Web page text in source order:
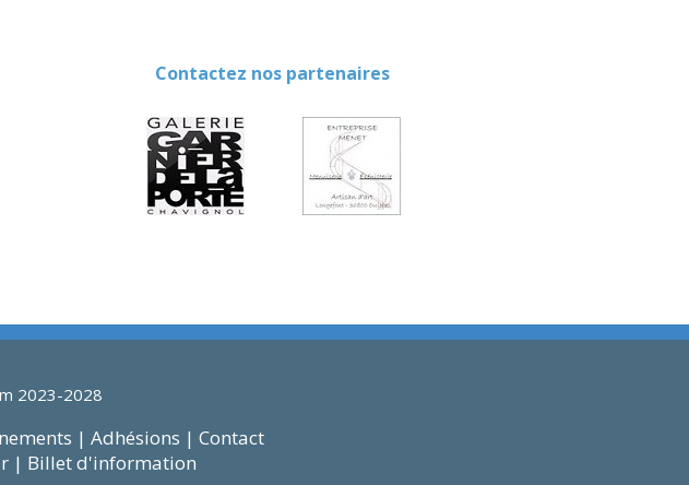
Contactez nos partenaires
2023-2028
| Adhésions | Contact
| Billet d'information